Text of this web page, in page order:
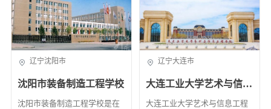
辽宁沈阳市
沈阳市装备制造工程学校
沈阳市装备制造工程学校是在
辽宁大连市
大连工业大学艺术与信息工程学院
大连工业大学艺术与信息工程